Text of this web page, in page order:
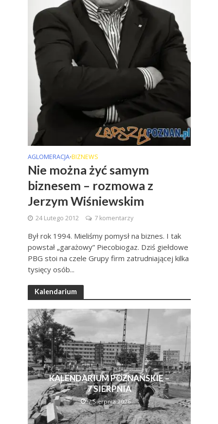
AGLOMERACJA•BIZNEWS
Nie można żyć samym
biznesem – rozmowa z
Jerzym Wiśniewskim
24 Lutego 2012 7 komentarzy
Był rok 1994. Mieliśmy pomysł na biznes. I tak
powstał „garażowy” Piecobiogaz. Dziś giełdowe
PBG stoi na czele Grupy firm zatrudniającej kilka
tysięcy osób...
Kalendarium
KALENDARIUM POZNAŃSKIE –
7 SIERPNIA
7 Sierpnia 2026